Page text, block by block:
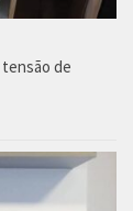
de